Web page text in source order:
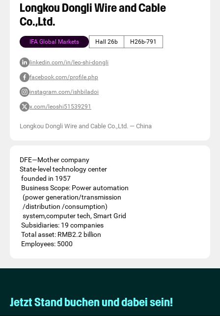
Longkou Dongli Wire and Cable
Co.,Ltd.
IFA Global Markets Hall 26b H26b-791
linkedin.com/in/leo-shi-dongli
facebook.com/profile.php
instagram.com/ishbiladoi
x.com/leoshi51539291
Longkou Dongli Wire and Cable Co.,Ltd. — China
DFE—Mother company
State-level technology center
founded in 1957
Business Scope: Power automation
(power generation/transmission
/distribution /consumption)
system,computer tech, Smart Grid
Subsidiaries: 19 companies
Total asset: RMB2.2 billion
Employees: 5000
Jetzt Stand buchen und dabei sein!